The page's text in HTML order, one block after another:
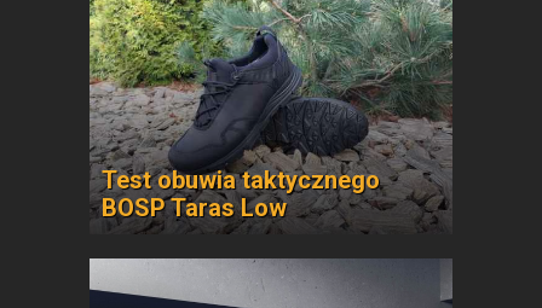
Test obuwia taktycznego
BOSP Taras Low